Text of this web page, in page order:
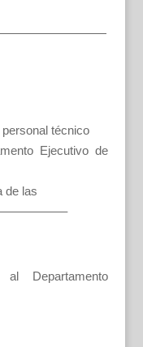
técnico
Ejecutivo de
de las
al Departamento